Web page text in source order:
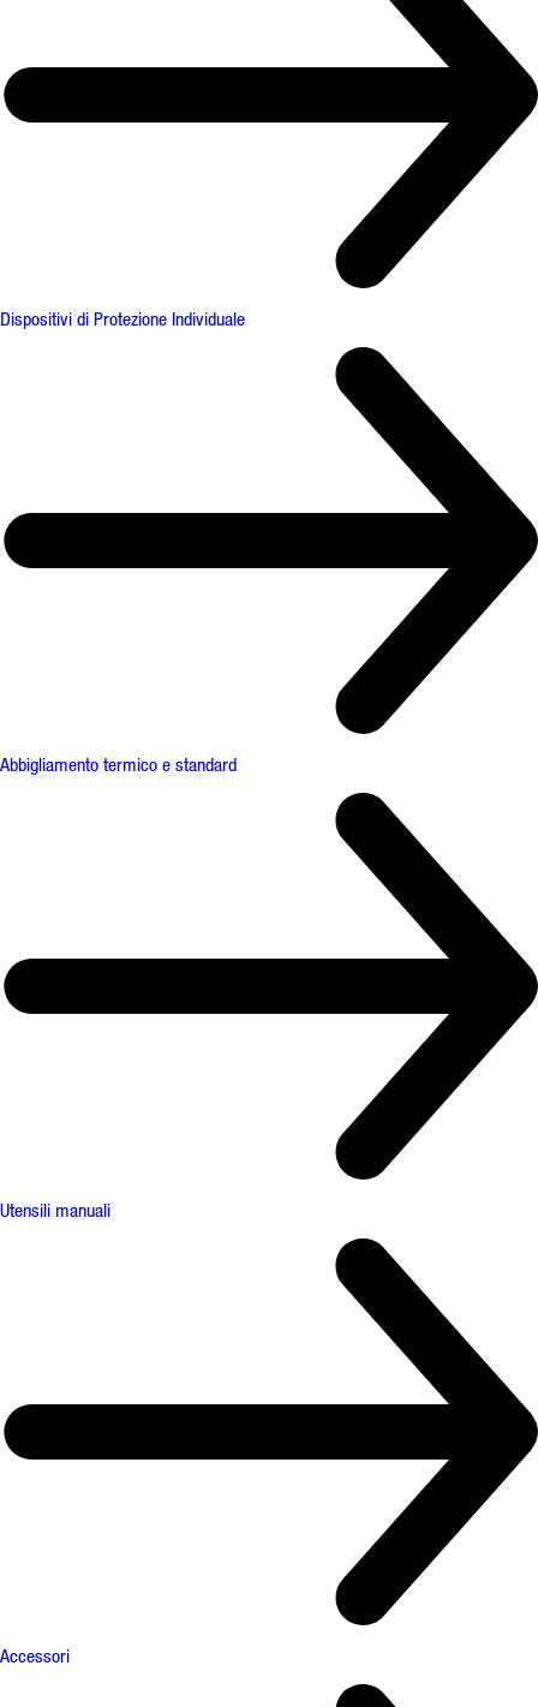
Dispositivi di Protezione Individuale
Abbigliamento termico e standard
Utensili manuali
Accessori